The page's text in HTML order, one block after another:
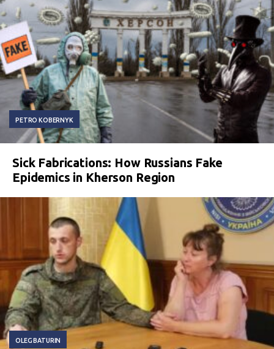
PETRO KOBERNYK
Sick Fabrications: How Russians Fake
Epidemics in Kherson Region
OLEG BATURIN